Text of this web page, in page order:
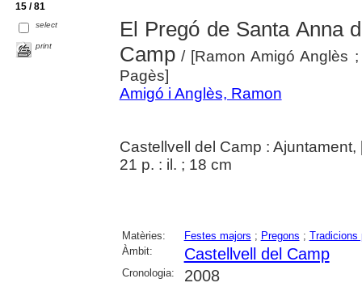
15 / 81
select
print
El Pregó de Santa Anna
Camp/ [Ramon Amigó Anglès ;
Pagès]
Amigó i Anglès, Ramon
Castellvell del Camp : Ajuntament,
21 p. : il. ; 18 cm
Matèries: Festes majors ; Pregons ; Tradicions
Àmbit:
Castellvell del Camp
Cronologia: 2008